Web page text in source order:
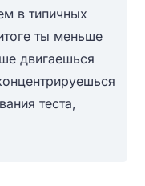
в типичных
ты меньше
двигаешься
теста,